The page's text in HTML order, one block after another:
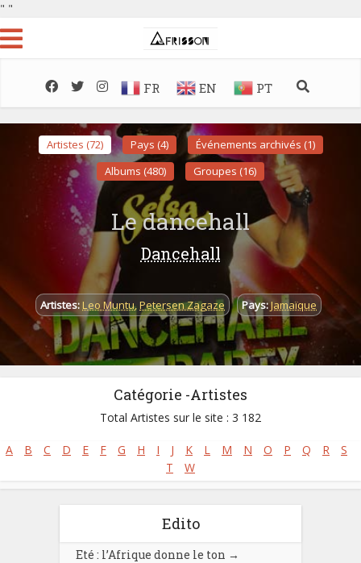
" "
FR EN PT
Artistes (72) Pays (4)
Événements archivés (1)
Albums (480)
Groupes (16)
Le dancehall
Dancehall
Artistes:Leo Muntu,Petersen Zagaze Pays:Jamaïque
Catégorie -Artistes
Total Artistes sur le site : 3 182
A B C D E F G H I J K L M N O P Q R
S
T
W
Edito
Eté : l’Afrique donne le ton →